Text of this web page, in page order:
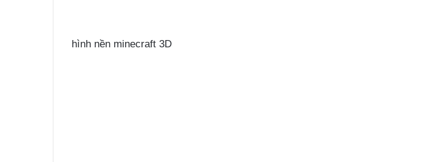
hình nền minecraft 3D